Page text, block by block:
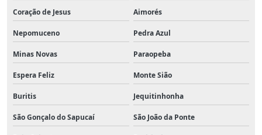
Coração de Jesus Aimorés
Nepomuceno Pedra Azul
Minas Novas Paraopeba
Espera Feliz Monte Sião
Buritis Jequitinhonha
São Gonçalo do Sapucaí São João da Ponte